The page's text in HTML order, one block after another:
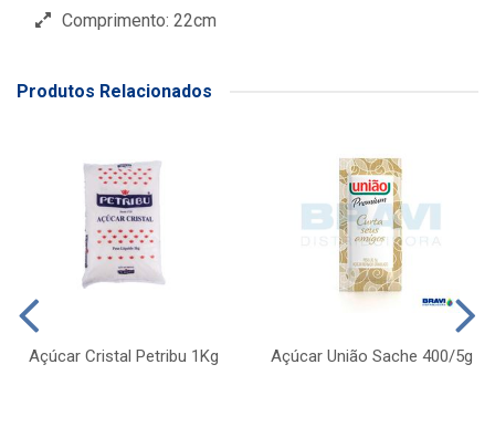
Comprimento: 22cm
Produtos Relacionados
Açúcar Cristal Petribu 1Kg Açúcar União Sache 400/5g